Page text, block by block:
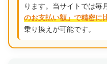
ります。当サイトでは毎
のお支払い額」で精密に
乗り換えが可能です。